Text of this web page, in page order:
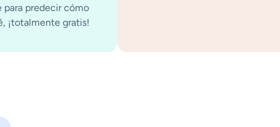
para predecir cómo
¡totalmente gratis!